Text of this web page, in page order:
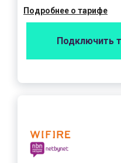
Подробнее о тарифе
Подключить